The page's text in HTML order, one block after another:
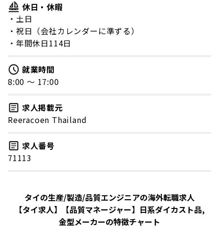
休日・休暇
・土日
・祝日（会社カレンダーに準ずる）
・年間休日114日
就業時間
8:00 〜 17:00
求人掲載元
Reeracoen Thailand
求人番号
71113
タイの生産/製造/品質エンジニアの海外転職求人
【タイ求人】【品質マネージャー】日系ダイカスト品,
金型メーカーの特徴チャート